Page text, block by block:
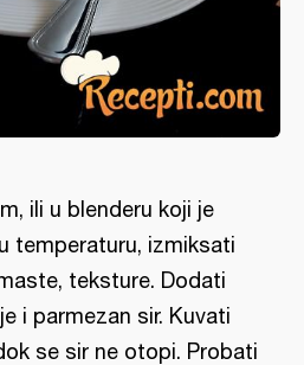
ili u blenderu koji je
temperaturu, izmiksati
teksture. Dodati
i parmezan sir. Kuvati
se sir ne otopi. Probati